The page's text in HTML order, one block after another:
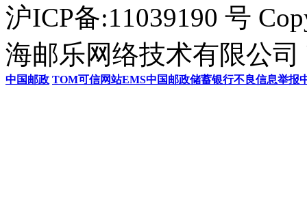
沪ICP备:11039190 号
海邮乐网络技术有限公司
中国邮政 TOM可信网站EMS中国邮政储蓄银行不良信息举报